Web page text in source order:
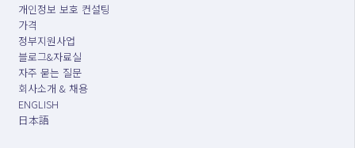
개인정보 보호 컨설팅
가격
정부지원사업
블로그&자료실
자주 묻는 질문
회사소개 & 채용
ENGLISH
日本語